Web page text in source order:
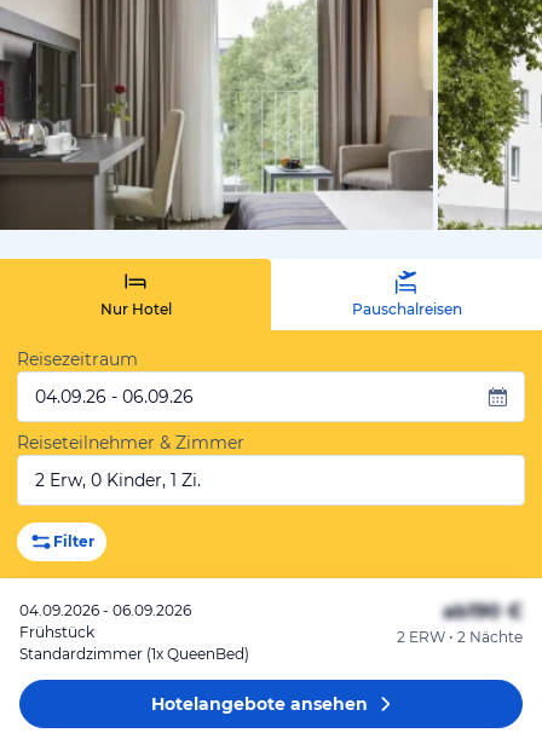
vom
Nur Hotel Pauschalreisen
Reisezeitraum
04.09.26 - 06.09.26
Reiseteilnehmer & Zimmer
2 Erw, 0 Kinder, 1 Zi.
Filter
04.09.2026 - 06.09.2026
Frühstück
Standardzimmer (1x QueenBed)
ab190 €
2 ERW • 2 Nächte
Hotelangeboteansehen